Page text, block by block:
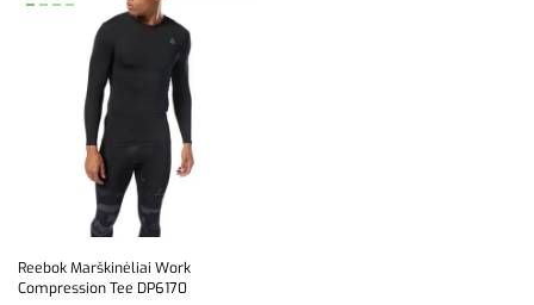
Reebok Marškinėliai Work
Compression Tee DP6170